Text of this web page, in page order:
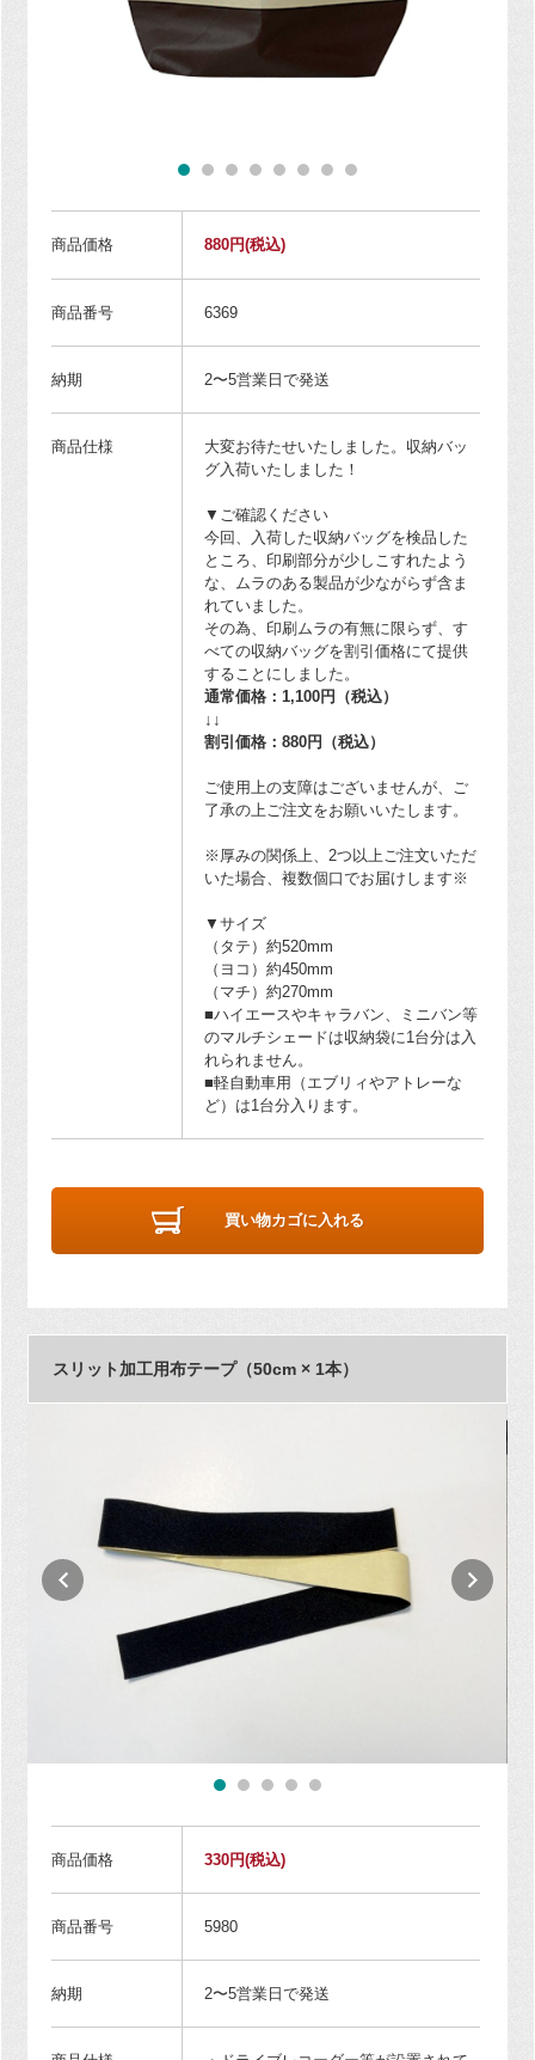
商品価格 880円(税込)
商品番号 6369
納期 2〜5営業日で発送
商品仕様
大変お待たせいたしました。収納バッ
グ入荷いたしました！
▼ご確認ください
今回、入荷した収納バッグを検品した
ところ、印刷部分が少しこすれたよう
な、ムラのある製品が少ながらず含ま
れていました。
その為、印刷ムラの有無に限らず、す
べての収納バッグを割引価格にて提供
することにしました。
通常価格：1,100円（税込）
↓↓
割引価格：880円（税込）
ご使用上の支障はございませんが、ご
了承の上ご注文をお願いいたします。
※厚みの関係上、2つ以上ご注文いただ
いた場合、複数個口でお届けします※
▼サイズ
（タテ）約520mm
（ヨコ）約450mm
（マチ）約270mm
■ハイエースやキャラバン、ミニバン等
のマルチシェードは収納袋に1台分は入
れられません。
■軽自動車用（エブリィやアトレーな
ど）は1台分入ります。
買い物カゴに入れる
スリット加工用布テープ（50cm × 1本）
商品価格 330円(税込)
商品番号 5980
納期 2〜5営業日で発送